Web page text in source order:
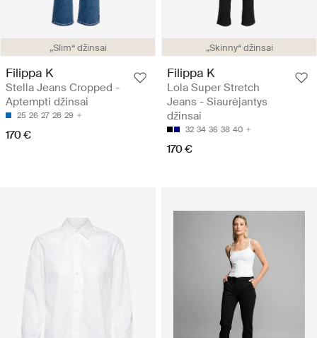
„Slim“ džinsai
Filippa K
Stella Jeans Cropped -
Aptempti džinsai
25 26 27 28 29
170 €
„Skinny“ džinsai
Filippa K
Lola Super Stretch
Jeans - Siaurėjantys
džinsai
32 34 36 38 40
170 €